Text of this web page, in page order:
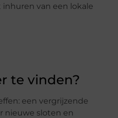
van een lokale
te vinden?
een vergrijzende
nieuwe sloten en